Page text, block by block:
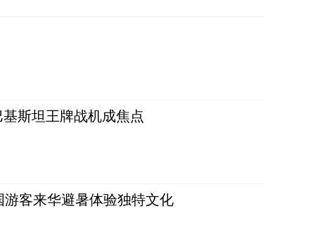
斯坦王牌战机成焦点
客来华避暑体验独特文化